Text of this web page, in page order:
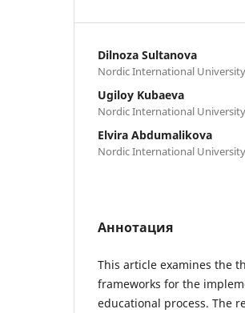
Dilnoza Sultanova
Nordic International University
Ugiloy Kubaeva
Nordic International University
Elvira Abdumalikova
Nordic International University
Аннотация
This article examines the
frameworks for the
educational process. The